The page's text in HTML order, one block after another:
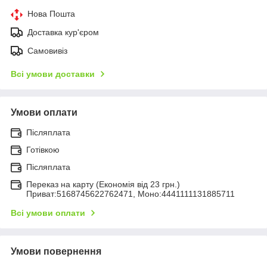
Нова Пошта
Доставка кур'єром
Самовивіз
Всі умови доставки
Умови оплати
Післяплата
Готівкою
Післяплата
Переказ на карту (Економія від 23 грн.)
Приват:5168745622762471, Моно:4441111131885711
Всі умови оплати
Умови повернення